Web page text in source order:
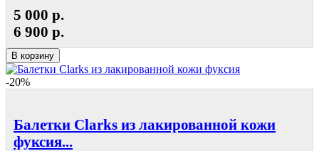
5 000 р.
6 900 р.
В корзину
-20%
Балетки Clarks из лакированной кожи
фуксия...